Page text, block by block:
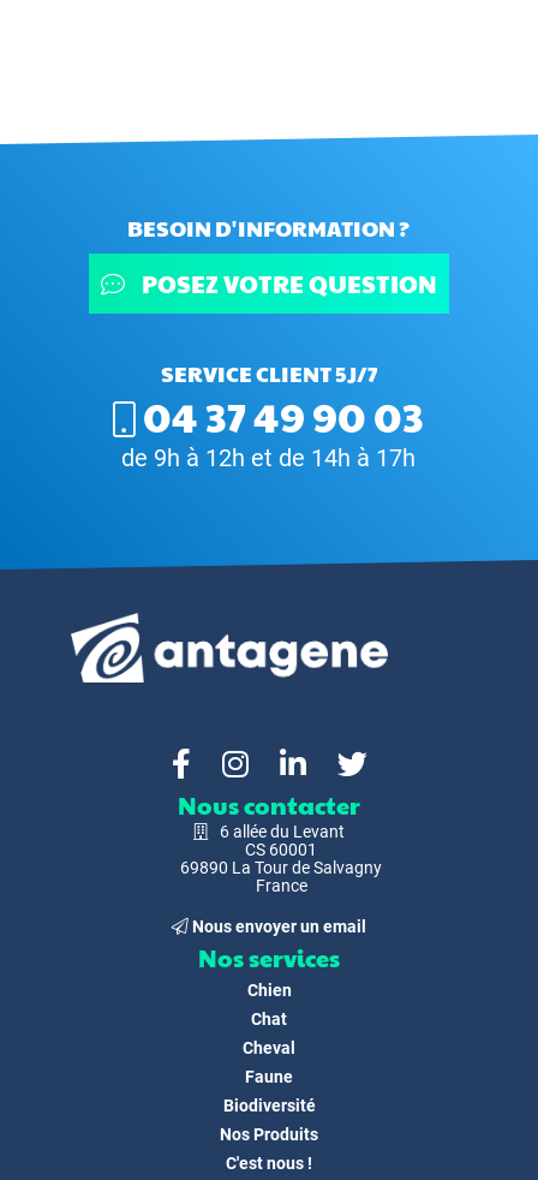
BESOIN D'INFORMATION ?
POSEZ VOTRE QUESTION
SERVICE CLIENT 5J/7
04 37 49 90 03
de 9h à 12h et de 14h à 17h
Nous contacter
6 allée du Levant
CS 60001
69890 La Tour de Salvagny
France
Nous envoyer un email
Nos services
Chien
Chat
Cheval
Faune
Biodiversité
Nos Produits
C'est nous !